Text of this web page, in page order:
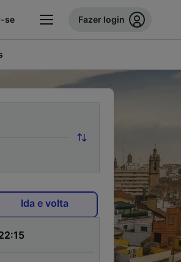
se Fazer login
Ida e volta